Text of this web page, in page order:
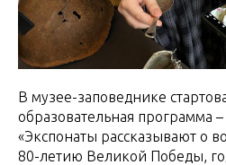
В музее-заповеднике
образовательная программа
«Экспонаты рассказывают о
80-летию Великой Победы,